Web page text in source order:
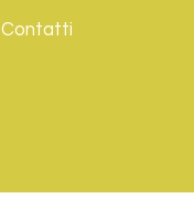
Contatti